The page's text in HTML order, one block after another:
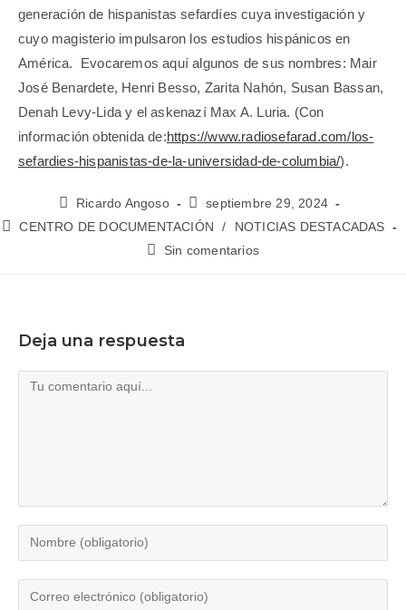
generación de hispanistas sefardíes cuya investigación y
cuyo magisterio impulsaron los estudios hispánicos en
América. Evocaremos aquí algunos de sus nombres: Mair
José Benardete, Henri Besso, Zarita Nahón, Susan Bassan,
Denah Levy-Lida y el askenazí Max A. Luria. (Con
información obtenida de:https://www.radiosefarad.com/los-
sefardies-hispanistas-de-la-universidad-de-columbia/).
Ricardo Angoso
septiembre 29, 2024
CENTRO DE DOCUMENTACIÓN
/
NOTICIAS DESTACADAS
Sin comentarios
Deja una respuesta